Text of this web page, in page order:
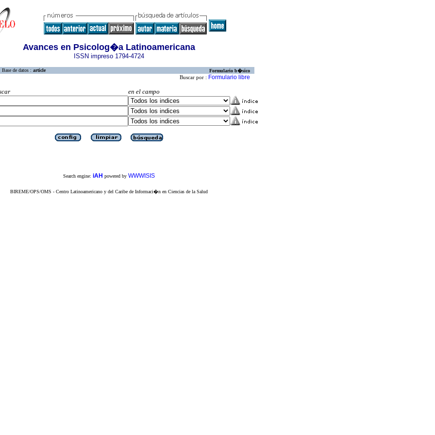
Avances en Psicolog�a Latinoamericana
ISSN impreso 1794-4724
Base de datos : article Formulario b�sico
Buscar por : Formulario libre
en el campo
Search engine: iAH powered by WWWISIS
BIREME/OPS/OMS - Centro Latinoamericano y del Caribe de Informaci�n en Ciencias de la Salud